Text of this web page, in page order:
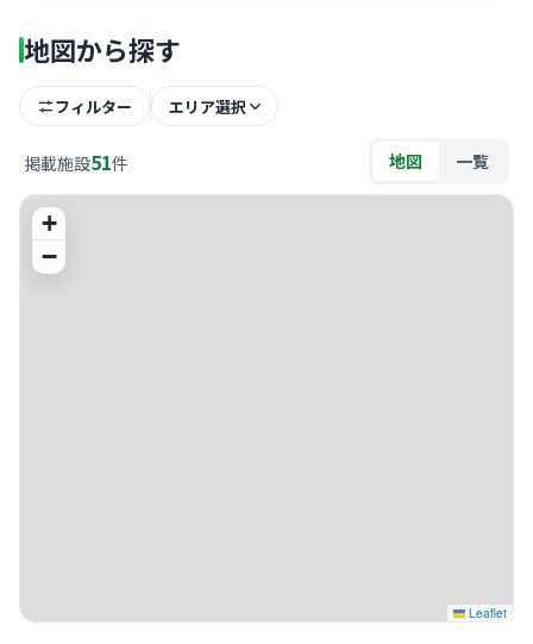
地図から探す
フィルター エリア選択
掲載施設51件 地図 一覧
+
−
Leaflet